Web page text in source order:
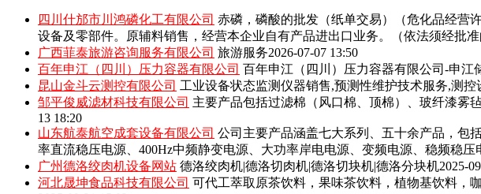
四川什邡市川鸿磷化工有限公司 赤磷，磷酸的批发（纸单交易）（危化品经营
设备及零部件。原辅料销售，经营本企业自有产品进出口业务。（依法须经批
广西菲泰旅游咨询服务有限公司 旅游服务2026-07-07 13:50
百年申江（四川）压力容器有限公司 百年申江（四川）压力容器有限公司-申江
昆山金斗云测控有限公司 工业设备状态监测仪器销售,预测性维护技术服务,测控
邹平俊威滤材科技有限公司 主要产品包括‌过滤棉（风口棉、顶棉）、玻纤漆雾
13 18:20
山东航泰航空成套设备有限公司 公司主要产品涵盖七大系列、五十余产品，包
率直流稳压电源、400Hz中频静变电源、大功率岸电电源、变频电源、稳频稳
广州德洛绞肉机设备网站 德洛绞肉机|德洛切肉机|德洛切块机|德洛分块机2025-
河北晟坤食品科技有限公司 可代工萃取原茶饮料，果味茶饮料，植物基饮料，